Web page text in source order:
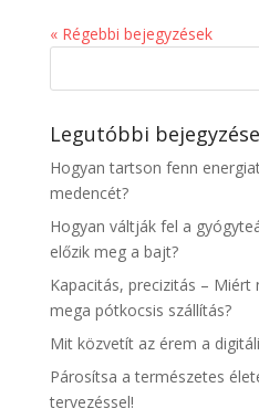
« Régebbi bejegyzések
Legutóbbi
Hogyan tartson fenn
medencét?
Hogyan váltják fel a
előzik meg a bajt?
Kapacitás, precizitás – Miért
mega pótkocsis szállítás?
Mit közvetít az érem a
Párosítsa a természetes
tervezéssel!